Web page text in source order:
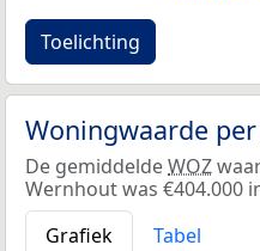
Toelichting
Woningwaarde
De gemiddeldeWOZ
Wernhout was €404.000
Grafiek
Tabel